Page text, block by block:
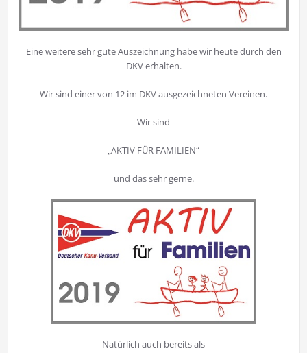
Eine weitere sehr gute Auszeichnung habe wir heute durch den
DKV erhalten.
Wir sind einer von 12 im DKV ausgezeichneten Vereinen.
Wir sind
„AKTIV FÜR FAMILIEN“
und das sehr gerne.
Natürlich auch bereits als